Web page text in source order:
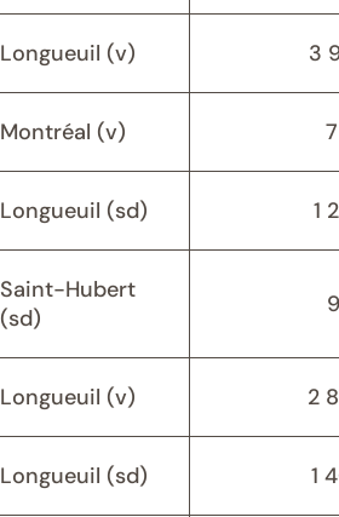
Longueuil (v) 3
Montréal (v)
Longueuil (sd) 1
Saint-Hubert
(sd)
Longueuil (v) 2
Longueuil (sd) 1